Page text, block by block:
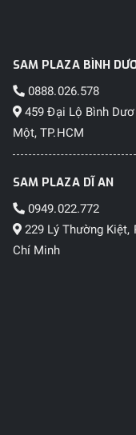
SAM PLAZA BÌNH
0888.026.578
459 Đại Lộ Bình
Một, TP.HCM
SAM PLAZA DĨ AN
0949.022.772
229 Lý Thường Kiệt,
Chí Minh